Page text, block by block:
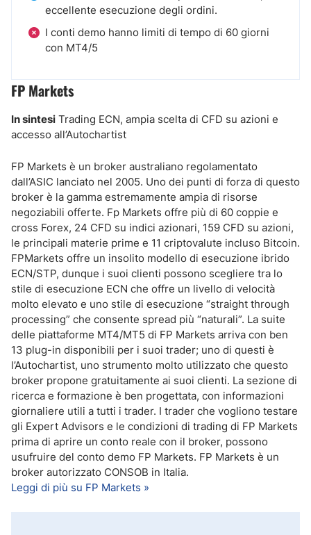
eccellente esecuzione degli ordini.
I conti demo hanno limiti di tempo di 60 giorni
con MT4/5
FP Markets
In sintesi Trading ECN, ampia scelta di CFD su azioni e
accesso all’Autochartist
FP Markets è un broker australiano regolamentato
dall’ASIC lanciato nel 2005. Uno dei punti di forza di questo
broker è la gamma estremamente ampia di risorse
negoziabili offerte. Fp Markets offre più di 60 coppie e
cross Forex, 24 CFD su indici azionari, 159 CFD su azioni,
le principali materie prime e 11 criptovalute incluso Bitcoin.
FPMarkets offre un insolito modello di esecuzione ibrido
ECN/STP, dunque i suoi clienti possono scegliere tra lo
stile di esecuzione ECN che offre un livello di velocità
molto elevato e uno stile di esecuzione “straight through
processing” che consente spread più “naturali”. La suite
delle piattaforme MT4/MT5 di FP Markets arriva con ben
13 plug-in disponibili per i suoi trader; uno di questi è
l’Autochartist, uno strumento molto utilizzato che questo
broker propone gratuitamente ai suoi clienti. La sezione di
ricerca e formazione è ben progettata, con informazioni
giornaliere utili a tutti i trader. I trader che vogliono testare
gli Expert Advisors e le condizioni di trading di FP Markets
prima di aprire un conto reale con il broker, possono
usufruire del conto demo FP Markets. FP Markets è un
broker autorizzato CONSOB in Italia.
Leggi di più su FP Markets »